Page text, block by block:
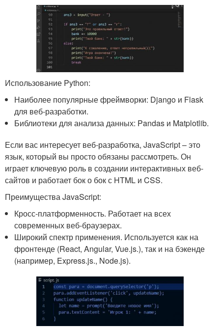
Использование Python:
Наиболее популярные фреймворки: Django и Flask
для веб-разработки.
Библиотеки для анализа данных: Pandas и Matplotlib.
Если вас интересует веб-разработка, JavaScript – это
язык, который вы просто обязаны рассмотреть. Он
играет ключевую роль в создании интерактивных веб-
сайтов и работает бок о бок с HTML и CSS.
Преимущества JavaScript:
Кросс-платформенность. Работает на всех
современных веб-браузерах.
Широкий спектр применения. Используется как на
фронтенде (React, Angular, Vue.js.), так и на бэкенде
(например, Express.js., Node.js).